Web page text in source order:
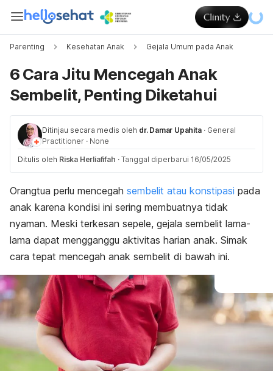
Parenting Kesehatan Anak Gejala Umum pada Anak
6 Cara Jitu Mencegah Anak
Sembelit, Penting Diketahui
Ditinjau secara medis oleh dr. Damar Upahita · General
Practitioner · None
Ditulis oleh Riska Herliafifah · Tanggal diperbarui 16/05/2025
Orangtua perlu mencegah sembelit atau konstipasi pada
anak karena kondisi ini sering membuatnya tidak
nyaman. Meski terkesan sepele, gejala sembelit lama-
lama dapat mengganggu aktivitas harian anak. Simak
cara tepat mencegah anak sembelit di bawah ini.